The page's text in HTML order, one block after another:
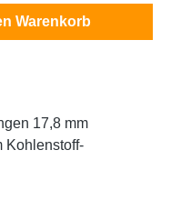
Warenkorb
17,8 mm
Kohlenstoff-